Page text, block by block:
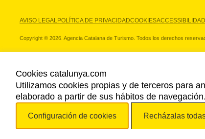
AVISO LEGALPOLÍTICA DE PRIVACIDADCOOKIESACCESSIBILIDAD
Copyright © 2026. Agencia Catalana de Turismo. Todos los derechos
NUESTROS PARTNERS
Cookies catalunya.com
Utilizamos cookies propias y de terceros para
elaborado a partir de sus hábitos de
Configuración de cookies Recházalas